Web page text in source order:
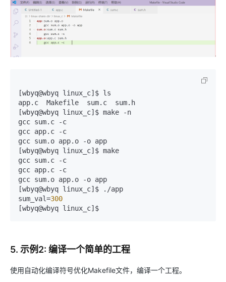
[wbyq@wbyq linux_c]$ ls
app.c  Makefile  sum.c  sum.h
[wbyq@wbyq linux_c]$ make -n
gcc sum.c -c
gcc app.c -c
gcc sum.o app.o -o app
[wbyq@wbyq linux_c]$ make
gcc sum.c -c
gcc app.c -c
gcc sum.o app.o -o app
[wbyq@wbyq linux_c]$ ./app
sum_val=300
[wbyq@wbyq linux_c]$
5. 示例2: 编译一个简单的工程
使用自动化编译符号优化Makefile文件，编译一个工程。